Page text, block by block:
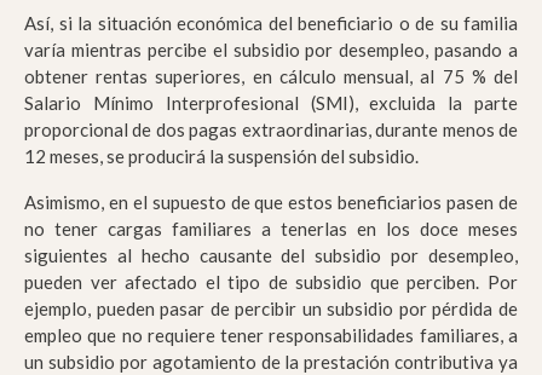
Así, si la situación económica del beneficiario o de su familia
varía mientras percibe el subsidio por desempleo, pasando a
obtener rentas superiores, en cálculo mensual, al 75 % del
Salario Mínimo Interprofesional (SMI), excluida la parte
proporcional de dos pagas extraordinarias, durante menos de
12 meses, se producirá la suspensión del subsidio.
Asimismo, en el supuesto de que estos beneficiarios pasen de
no tener cargas familiares a tenerlas en los doce meses
siguientes al hecho causante del subsidio por desempleo,
pueden ver afectado el tipo de subsidio que perciben. Por
ejemplo, pueden pasar de percibir un subsidio por pérdida de
empleo que no requiere tener responsabilidades familiares, a
un subsidio por agotamiento de la prestación contributiva ya